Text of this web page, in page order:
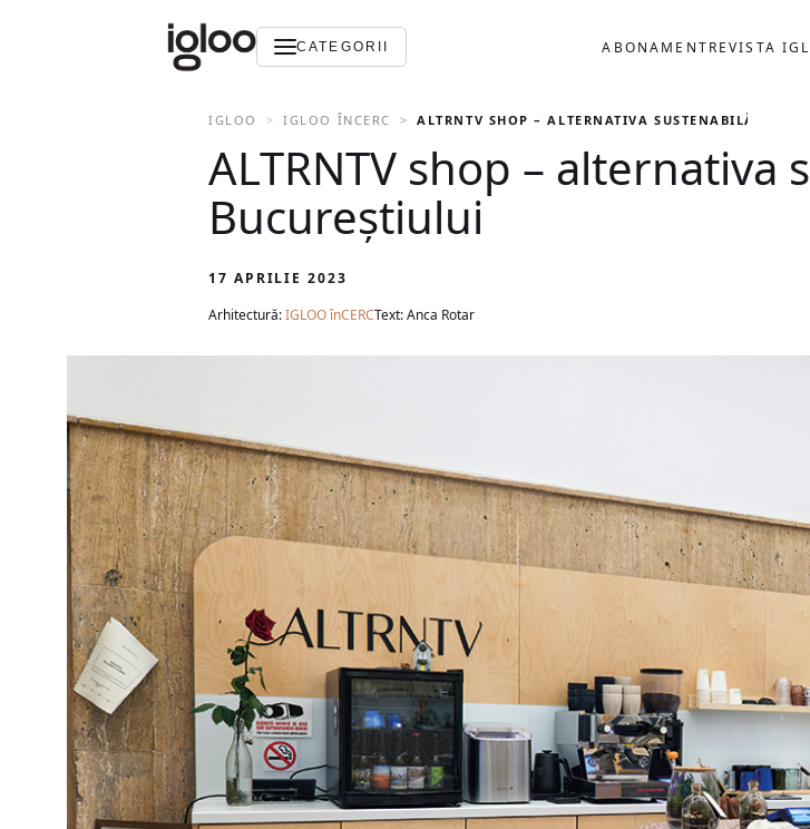
CATEGORII ABONAMENTREVISTA
IGLOO IGLOO ÎNCERC ALTRNTV SHOP – ALTERNATIVA SUSTENABILĂ DIN
ALTRNTV shop –
Bucureștiului
17 APRILIE 2023
Arhitectură:IGLOO înCERCText: Anca Rotar